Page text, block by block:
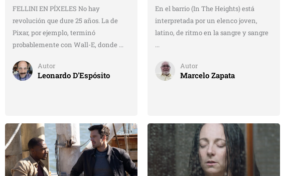
FELLINI EN PÍXELES No hay
revolución que dure 25 años. La de
Pixar, por ejemplo, terminó
probablemente con Wall-E, donde ...
Autor
Leonardo D'Espósito
En el barrio (In The Heights) está
interpretada por un elenco joven,
latino, de ritmo en la sangre y sangre
...
Autor
Marcelo Zapata